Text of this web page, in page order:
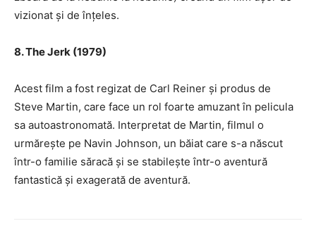
vizionat și de înțeles.
8. The Jerk (1979)
Acest film a fost regizat de Carl Reiner și produs de
Steve Martin, care face un rol foarte amuzant în pelicula
sa autoastronomată. Interpretat de Martin, filmul o
urmărește pe Navin Johnson, un băiat care s-a născut
într-o familie săracă și se stabilește într-o aventură
fantastică și exagerată de aventură.